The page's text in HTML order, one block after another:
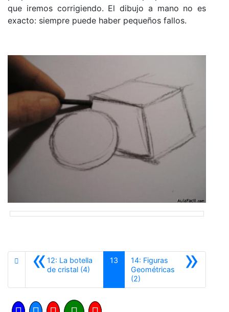
que iremos corrigiendo. El dibujo a mano no es
exacto: siempre puede haber pequeños fallos.
«12: La botella
de cristal (4)
13 »
14: Figuras
Geométricas
(2)